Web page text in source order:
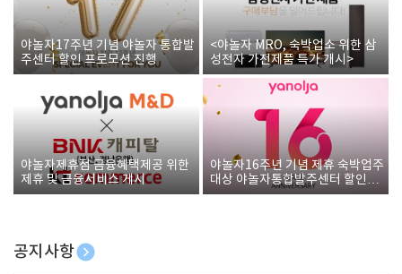
야놀자17주년 기념 야놀자 통합발
주센터 할인 프로모션 진행
<야놀자 MRO, 숙박업소 위한 삼
성전자 가전제품 특가 개시>
야놀자제휴점 금융혜택제공 위한
제휴 및 금융서비스 게시
야놀자16주년 기념 제휴 숙박업주
대상 야놀자통합발주센터 할인쿠
폰 증정
공지사항
[호텔업] 개인정보 처리방침 개정본1 (19.09.02)